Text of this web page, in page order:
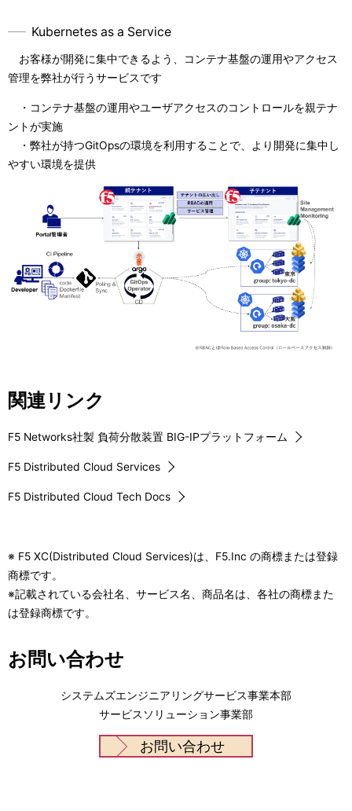
Kubernetes as a Service
お客様が開発に集中できるよう、コンテナ基盤の運用やアクセス
管理を弊社が行うサービスです
・コンテナ基盤の運用やユーザアクセスのコントロールを親テナ
ントが実施
・弊社が持つGitOpsの環境を利用することで、より開発に集中し
やすい環境を提供
関連リンク
F5 Networks社製 負荷分散装置 BIG-IPプラットフォーム
F5 Distributed Cloud Services
F5 Distributed Cloud Tech Docs
※ F5 XC(Distributed Cloud Services)は、F5.Inc の商標または登録
商標です。
※記載されている会社名、サービス名、商品名は、各社の商標また
は登録商標です。
お問い合わせ
システムズエンジニアリングサービス事業本部
サービスソリューション事業部
お問い合わせ